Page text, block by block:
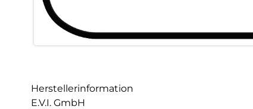
Herstellerinformation
E.V.I. GmbH